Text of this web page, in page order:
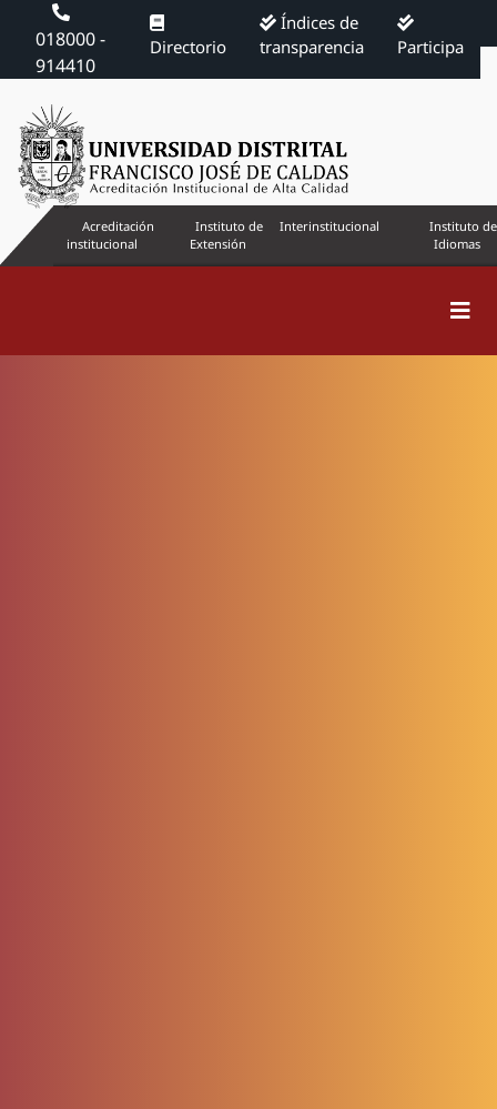
018000 -
914410
Directorio
Índices de
transparencia
Participa
Acreditación
institucional
Instituto de
Extensión
Interinstitucional
Instituto de
Idiomas